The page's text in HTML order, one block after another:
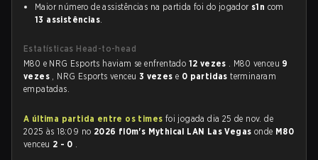
Maior número de assistências na partida foi do jogador s1n com
13 assistências.
Estatísticas Head-to-head
M80 e NRG Esports haviam se enfrentado 12 vezes . M80 venceu 9
vezes , NRG Esports venceu 3 vezese 0 partidasterminaram
empatadas.
A última partida entre os times foi jogada dia 25 de nov. de
2025 às 18:09 no 2026 fl0m's Mythical LAN Las Vegas onde M80
venceu 2 - 0 .